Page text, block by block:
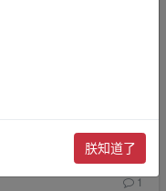
】正式来临！
?
大气上档次，大服、品
1
朕知道了